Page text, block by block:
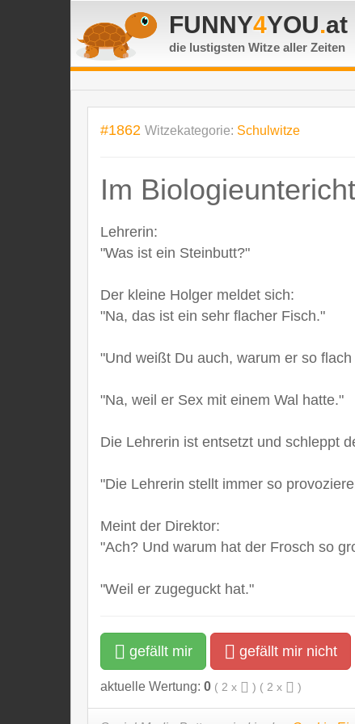
FUNNY4YOU.at
die lustigsten Witze aller Zeiten
#1862 Witzekategorie: Schulwitze
Im
Lehrerin:
"Was ist ein Steinbutt?"
Der kleine Holger meldet sich:
"Na, das ist ein sehr flacher Fisch."
"Und weißt Du auch, warum er so flach
"Na, weil er Sex mit einem Wal hatte."
Die Lehrerin ist entsetzt und schleppt
"Die Lehrerin stellt immer so
Meint der Direktor:
"Ach? Und warum hat der Frosch so
"Weil er zugeguckt hat."
gefällt mir gefällt mir nicht
aktuelle Wertung: 0 ( 2 x ) ( 2 x )